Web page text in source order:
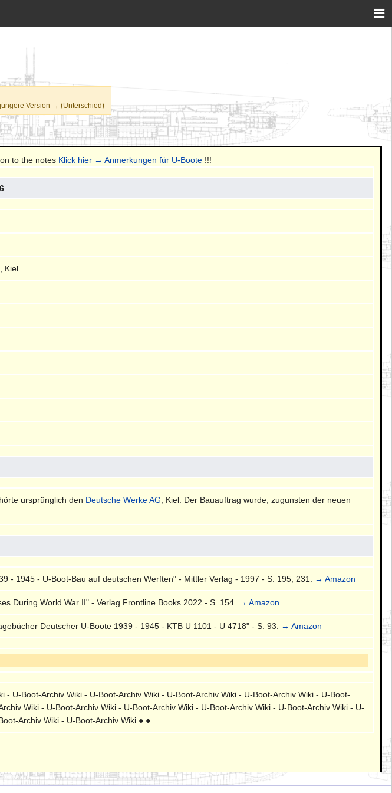
Version → (Unterschied)
to the notes Klick hier → Anmerkungen für U-Boote !!!
, Kiel
ursprünglich den Deutsche Werke AG , Kiel. Der Bauauftrag wurde, zugunsten der neuen
- 1945 - U-Boot-Bau auf deutschen Werften" - Mittler Verlag - 1997 - S. 195, 231. → Amazon
During World War II" - Verlag Frontline Books 2022 - S. 154. → Amazon
Deutscher U-Boote 1939 - 1945 - KTB U 1101 - U 4718" - S. 93. → Amazon
- U-Boot-Archiv Wiki - U-Boot-Archiv Wiki - U-Boot-Archiv Wiki - U-Boot-Archiv Wiki - U-Boot-
Wiki - U-Boot-Archiv Wiki - U-Boot-Archiv Wiki - U-Boot-Archiv Wiki - U-Boot-Archiv Wiki - U-
Archiv Wiki - U-Boot-Archiv Wiki ● ●